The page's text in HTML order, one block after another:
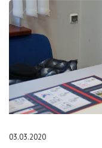
03.03.2020